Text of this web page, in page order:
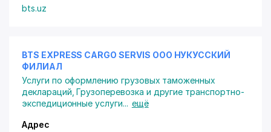
bts.uz
BTS EXPRESS CARGO SERVIS ООО НУКУССКИЙ
ФИЛИАЛ
Услуги по оформлению грузовых таможенных
деклараций ,Грузоперевозка и другие транспортно-
экспедиционные услуги... ещё
Адрес